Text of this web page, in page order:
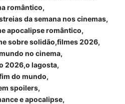
romântico
da semana nos cinemas
apocalipse romântico
sobre solidão filmes 2026
no cinema
2026 o lagosta
do mundo
spoilers
e apocalipse